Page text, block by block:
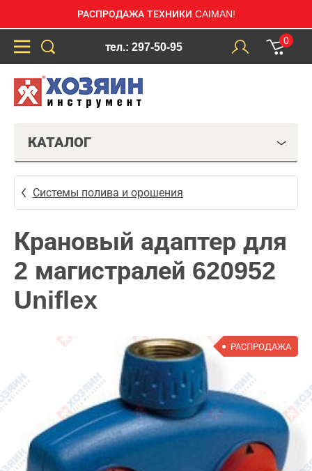
РАСПРОДАЖА ТЕХНИКИ CAIMAN!
тел.: 297-50-95
0
КАТАЛОГ
Системы полива и орошения
Крановый адаптер для
2 магистралей 620952
Uniflex
РАСПРОДАЖА